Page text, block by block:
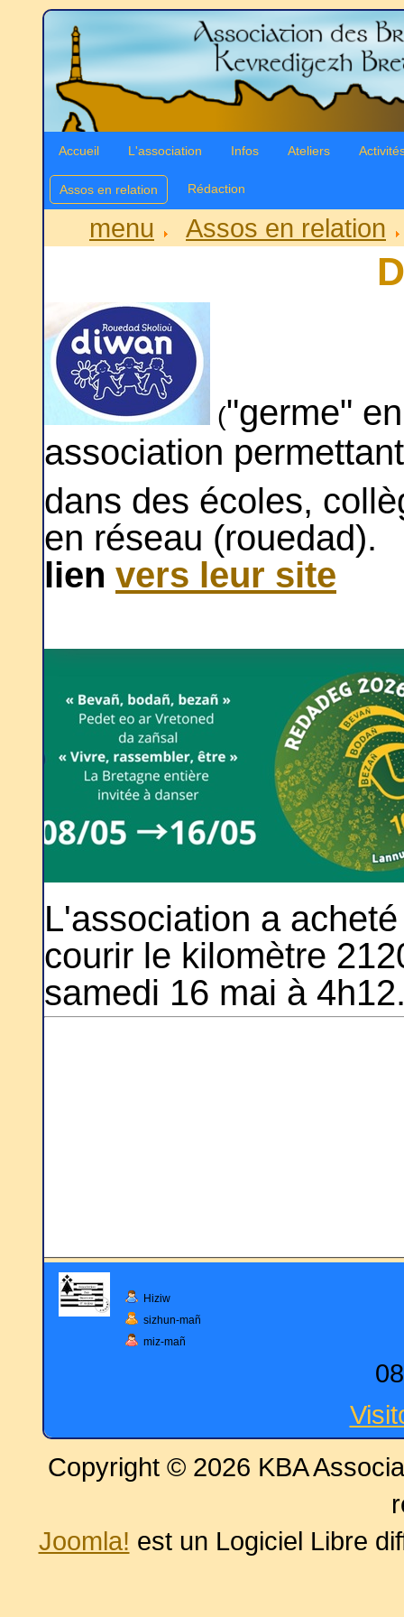
Accueil L'association Infos Ateliers
Assos en relation Rédaction
menu Assos en relation
("germe"
association
dans des écoles,
en réseau
lien vers leur site
L'association a
courir le kilomètre
samedi 16 mai à
Hiziw
sizhun-mañ
miz-mañ
Copyright © 2026 KBA
Joomla! est un Logiciel Libre